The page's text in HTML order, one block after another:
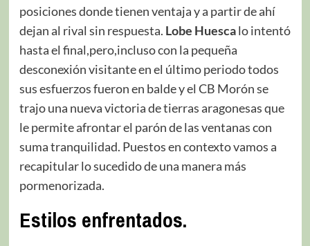
posiciones donde tienen ventaja y a partir de ahí
dejan al rival sin respuesta. Lobe Huescalo intentó
hasta el final,pero,incluso con la pequeña
desconexión visitante en el último periodo todos
sus esfuerzos fueron en balde y el CB Morón se
trajo una nueva victoria de tierras aragonesas que
le permite afrontar el parón de las ventanas con
suma tranquilidad. Puestos en contexto vamos a
recapitular lo sucedido de una manera más
pormenorizada.
Estilos enfrentados.